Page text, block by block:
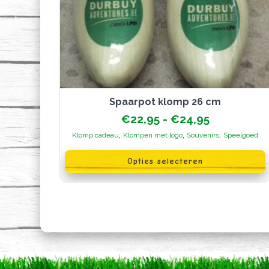
Spaarpot klomp 26 cm
€22,95 - €24,95
€22,95
tot
€24,95
Klomp cadeau, Klompen met logo, Souvenirs, Speelgoed
Opties selecteren
product
heeft
meerdere
variaties.
worden
op
productpagina